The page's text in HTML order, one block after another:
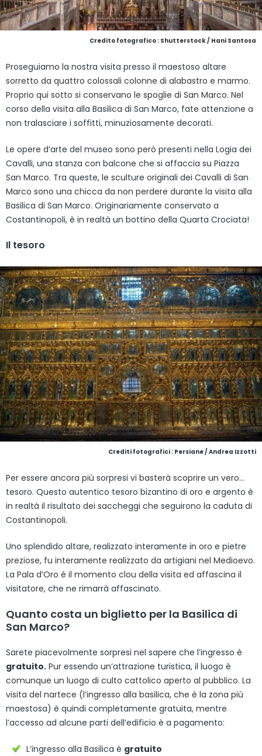
Credito fotografico : Shutterstock / Hani Santosa
Proseguiamo la nostra visita presso il maestoso altare
sorretto da quattro colossali colonne di alabastro e marmo.
Proprio qui sotto si conservano le spoglie di San Marco. Nel
corso della visita alla Basilica di San Marco, fate attenzione a
non tralasciare i soffitti, minuziosamente decorati.
Le opere d’arte del museo sono però presenti nella Logia dei
Cavalli, una stanza con balcone che si affaccia su Piazza
San Marco. Tra queste, le sculture originali dei Cavalli di San
Marco sono una chicca da non perdere durante la visita alla
Basilica di San Marco. Originariamente conservato a
Costantinopoli, è in realtà un bottino della Quarta Crociata!
Il tesoro
Crediti fotografici : Persiane / Andrea Izzotti
Per essere ancora più sorpresi vi basterà scoprire un vero…
tesoro. Questo autentico tesoro bizantino di oro e argento è
in realtà il risultato dei saccheggi che seguirono la caduta di
Costantinopoli.
Uno splendido altare, realizzato interamente in oro e pietre
preziose, fu interamente realizzato da artigiani nel Medioevo.
La Pala d’Oro è il momento clou della visita ed affascina il
visitatore, che ne rimarrà affascinato.
Quanto costa un biglietto per la Basilica di
San Marco?
Sarete piacevolmente sorpresi nel sapere che l’ingresso è
gratuito. Pur essendo un’attrazione turistica, il luogo è
comunque un luogo di culto cattolico aperto al pubblico. La
visita del nartece (l’ingresso alla basilica, che è la zona più
maestosa) è quindi completamente gratuita, mentre
l’accesso ad alcune parti dell’edificio è a pagamento:
L’ingresso alla Basilica è gratuito